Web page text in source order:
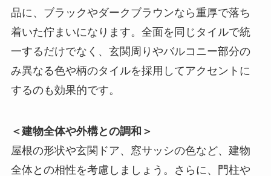
品に、ブラックやダークブラウンなら重厚で落ち
着いた佇まいになります。全面を同じタイルで統
一するだけでなく、玄関周りやバルコニー部分の
み異なる色や柄のタイルを採用してアクセントに
するのも効果的です。
＜建物全体や外構との調和＞
屋根の形状や玄関ドア、窓サッシの色など、建物
全体との相性を考慮しましょう。さらに、門柱や